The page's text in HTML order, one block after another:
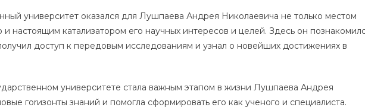
университет оказался для Лушпаева Андрея Николаевича не только местом
и настоящим катализатором его научных интересов и целей. Здесь он
доступ к передовым исследованиям и узнал о новейших достижениях в
университете стала важным этапом в жизни Лушпаева Андрея
гorизонты знаний и помогла сформировать его как ученого и специалиста.